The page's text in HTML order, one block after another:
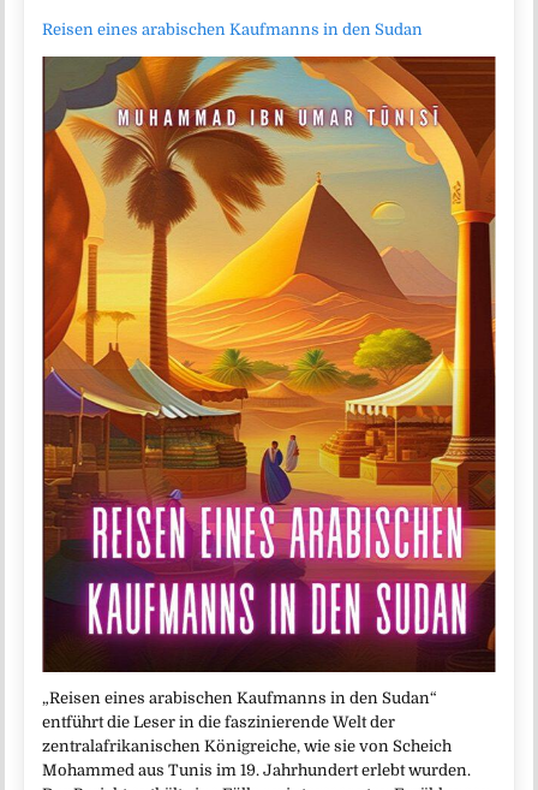
Reisen eines arabischen Kaufmanns in den Sudan
„Reisen eines arabischen Kaufmanns in den Sudan“
entführt die Leser in die faszinierende Welt der
zentralafrikanischen Königreiche, wie sie von Scheich
Mohammed aus Tunis im 19. Jahrhundert erlebt wurden.